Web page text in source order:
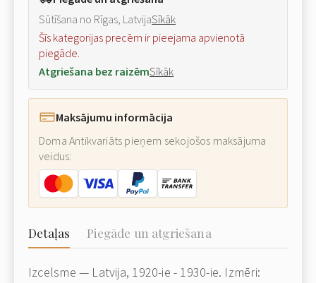
Sūtīšana no Rīgas, LatvijaSīkāk
Šīs kategorijas precēm ir pieejama apvienotā
piegāde.
Atgriešana bez raizēmSīkāk
Maksājumu informācija
Doma Antikvariāts pieņem sekojošos maksājuma
veidus:
Detaļas Piegāde un atgriešana
Izcelsme — Latvija, 1920-ie - 1930-ie. Izmēri: